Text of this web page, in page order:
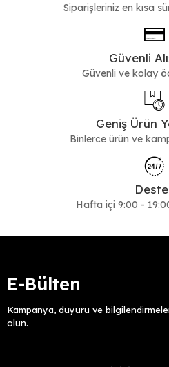
Siparişleriniz en kısa
Güvenli
Güvenli ve kolay
Geniş Ürün
Binlerce ürün ve
Hafta içi 9:00 -
E-Bülten
Kampanya, duyuru ve
olun.